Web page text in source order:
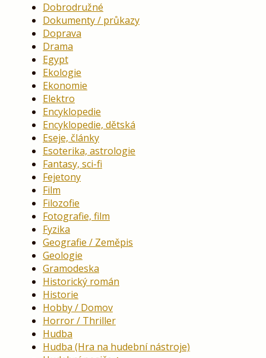
Dobrodružné
Dokumenty / průkazy
Doprava
Drama
Egypt
Ekologie
Ekonomie
Elektro
Encyklopedie
Encyklopedie, dětská
Eseje, články
Esoterika, astrologie
Fantasy, sci-fi
Fejetony
Film
Filozofie
Fotografie, film
Fyzika
Geografie / Zeměpis
Geologie
Gramodeska
Historický román
Historie
Hobby / Domov
Horror / Thriller
Hudba
Hudba (Hra na hudební nástroje)